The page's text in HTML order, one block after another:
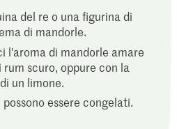
del re o una figurina di
di mandorle.
l'aroma di mandorle amare
scuro, oppure con la
un limone.
essere congelati.